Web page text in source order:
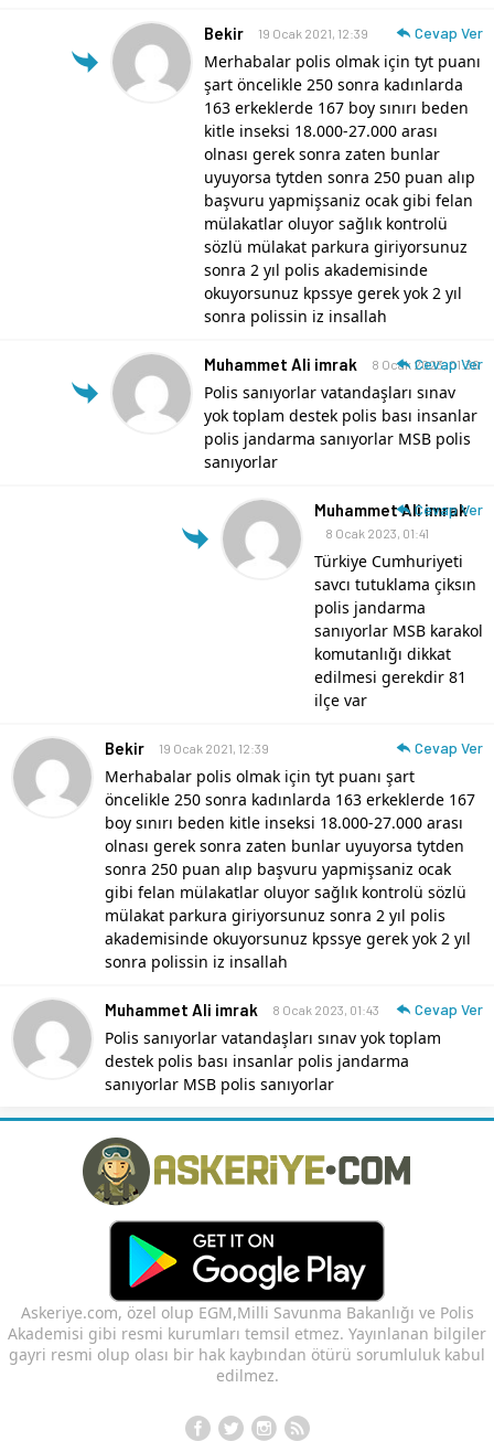
Bekir 19 Ocak 2021, 12:39
Merhabalar polis olmak için tyt puanı
şart öncelikle 250 sonra kadınlarda
163 erkeklerde 167 boy sınırı beden
kitle inseksi 18.000-27.000 arası
olnası gerek sonra zaten bunlar
uyuyorsa tytden sonra 250 puan alıp
başvuru yapmişsaniz ocak gibi felan
mülakatlar oluyor sağlık kontrolü
sözlü mülakat parkura giriyorsunuz
sonra 2 yıl polis akademisinde
okuyorsunuz kpssye gerek yok 2 yıl
sonra polissin iz insallah
Cevap Ver
Muhammet Ali imrak 8 Ocak 2023, 01:36
Polis sanıyorlar vatandaşları sınav
yok toplam destek polis bası insanlar
polis jandarma sanıyorlar MSB polis
sanıyorlar
Cevap Ver
Muhammet Ali imrak
8 Ocak 2023, 01:41
Türkiye Cumhuriyeti
savcı tutuklama çiksın
polis jandarma
sanıyorlar MSB karakol
komutanlığı dikkat
edilmesi gerekdir 81
ilçe var
Cevap Ver
Bekir 19 Ocak 2021, 12:39
Merhabalar polis olmak için tyt puanı şart
öncelikle 250 sonra kadınlarda 163 erkeklerde 167
boy sınırı beden kitle inseksi 18.000-27.000 arası
olnası gerek sonra zaten bunlar uyuyorsa tytden
sonra 250 puan alıp başvuru yapmişsaniz ocak
gibi felan mülakatlar oluyor sağlık kontrolü sözlü
mülakat parkura giriyorsunuz sonra 2 yıl polis
akademisinde okuyorsunuz kpssye gerek yok 2 yıl
sonra polissin iz insallah
Cevap Ver
Muhammet Ali imrak 8 Ocak 2023, 01:43
Polis sanıyorlar vatandaşları sınav yok toplam
destek polis bası insanlar polis jandarma
sanıyorlar MSB polis sanıyorlar
Cevap Ver
Askeriye.com, özel olup EGM,Milli Savunma Bakanlığı ve Polis
Akademisi gibi resmi kurumları temsil etmez. Yayınlanan bilgiler
gayri resmi olup olası bir hak kaybından ötürü sorumluluk kabul
edilmez.